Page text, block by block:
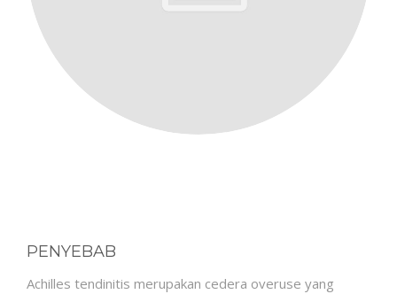
PENYEBAB
Achilles tendinitis merupakan cedera overuse yang